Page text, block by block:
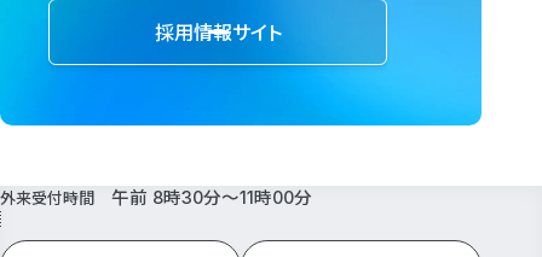
採用情報サイト
外来受付時間 午前 8時30分～11時00分